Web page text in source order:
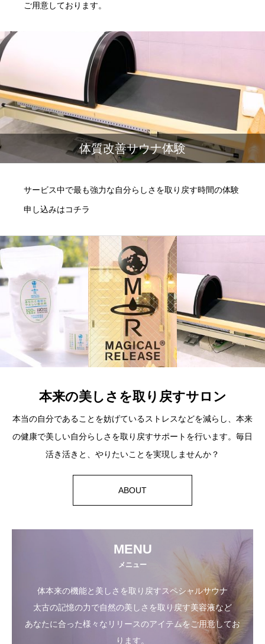
ご用意しております。
体質改善サウナ体験
サービス中で最も強力な自分らしさを取り戻す時間の体験
申し込みはコチラ
本来の美しさを取り戻すサロン
本当の自分であることを妨げているストレスなどを減らし、本来
の健康で美しい自分らしさを取り戻すサポートを行います。毎日
活き活きと、やりたいことを実現しませんか？
ABOUT
MENU
メニュー
体本来の機能と美しさを取り戻すスペシャルサウナ
太古の記憶の力で自然の美しさを取り戻す美容液など
あなたに合った様々なリリースのアイテムをご用意してお
ります。